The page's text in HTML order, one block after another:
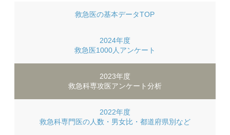
救急医の基本データTOP
2024年度
救急医1000人 アンケート
2023年度
救急科専攻医アンケート分析
2022年度
救急科専門医の人数・男女比・都道府県別など